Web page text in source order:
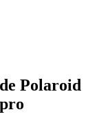
Polaroid